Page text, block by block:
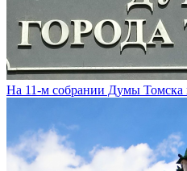
На 11-м собрании Думы